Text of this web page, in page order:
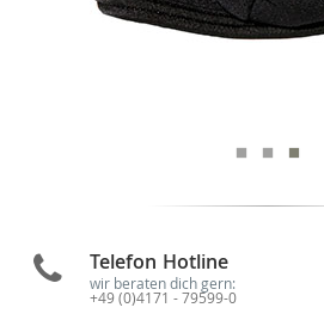
Telefon Hotline
wir beraten dich gern:
+49 (0)4171 - 79599-0